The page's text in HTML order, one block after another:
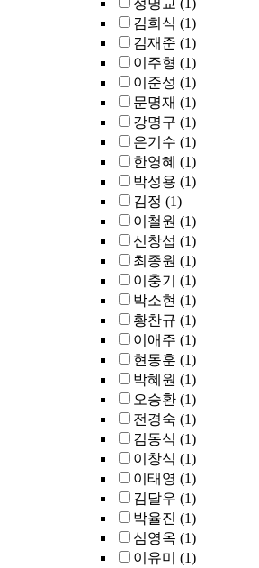
정명교 (1)
김희식 (1)
김재준 (1)
이주형 (1)
이준성 (1)
문명재 (1)
강명구 (1)
은기수 (1)
한영혜 (1)
박성용 (1)
김정 (1)
이철원 (1)
신창섭 (1)
최종원 (1)
이충기 (1)
박소현 (1)
황찬규 (1)
이애주 (1)
현동훈 (1)
박혜원 (1)
오승환 (1)
전경숙 (1)
김동식 (1)
이창식 (1)
이태영 (1)
김달우 (1)
박율진 (1)
심영옥 (1)
이유미 (1)